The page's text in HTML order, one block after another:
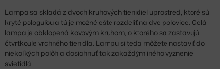
Lampa sa skladá z dvoch kruhových tienidiel uprostred, ktoré sú
kryté pologuľou a tú je možné ešte rozdeliť na dve polovice. Celá
lampa je obklopená kovovým kruhom, o ktorého sa zastavujú
čtvrtkoule vrchného tienidla. Lampu si teda môžete nastaviť do
niekoľkých polôh a dosiahnuť tak zakaždým iného vyznenie
svietidlá.